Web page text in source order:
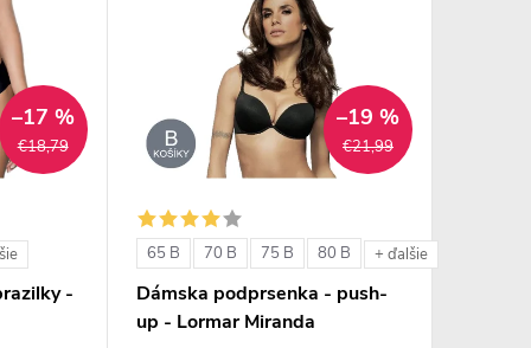
€18,79
–17 %
-
€21,99
–19 %
65 B 70 B 75 B 80 B + ďalšie
Dámska podprsenka - push-
up - Lormar Miranda